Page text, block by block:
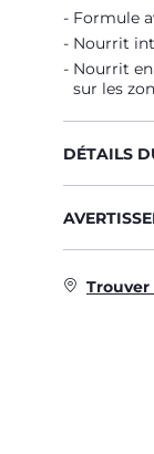
Formule
Nourrit
Nourrit
sur les
DÉTAILS